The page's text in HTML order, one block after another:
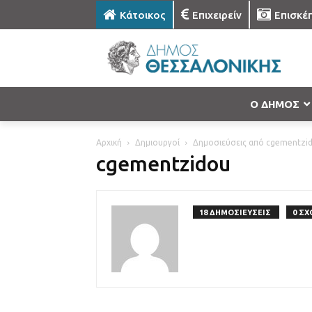
Κάτοικος Επιχειρείν
Ο ΔΗΜΟΣ
Αρχική Δημιουργοί Δημοσιεύσεις από
cgementzidou
18 ΔΗΜΟΣΙΕΥΣΕΙΣ 0